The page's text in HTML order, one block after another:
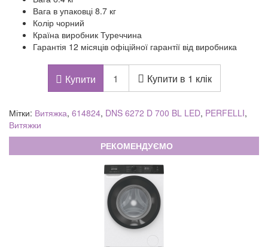
Вага в упаковці 8.7 кг
Колір чорний
Країна виробник Туреччина
Гарантія 12 місяців офіційної гарантії від виробника
Купити Купити в 1 клік
Мітки: Витяжка, 614824, DNS 6272 D 700 BL LED, PERFELLI,
Витяжки
РЕКОМЕНДУЄМО